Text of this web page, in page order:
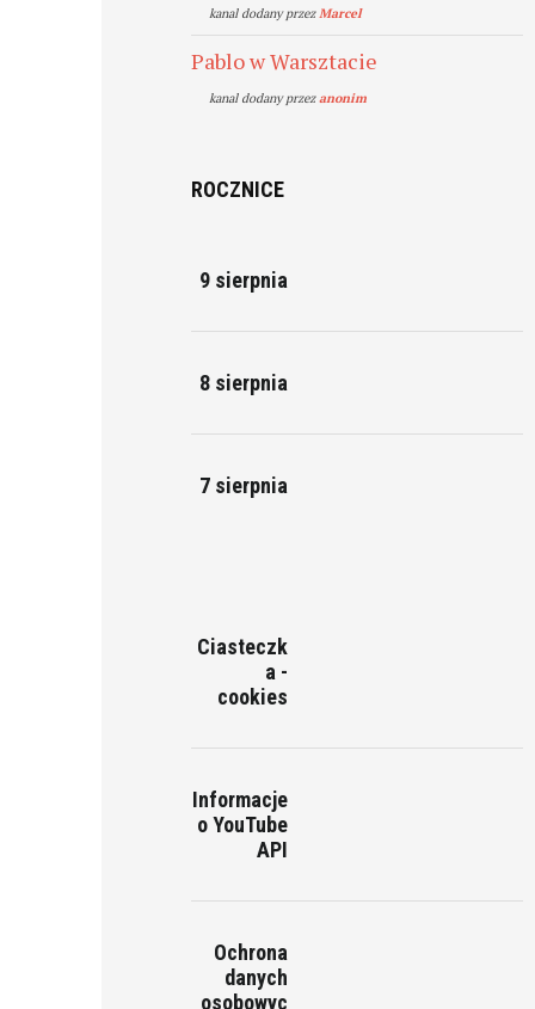
kanal dodany przezMarcel
Pablo w Warsztacie
kanal dodany przezanonim
ROCZNICE
9 sierpnia
8 sierpnia
7 sierpnia
Ciasteczk
a -
cookies
Informacje
o YouTube
API
Ochrona
danych
osobowyc